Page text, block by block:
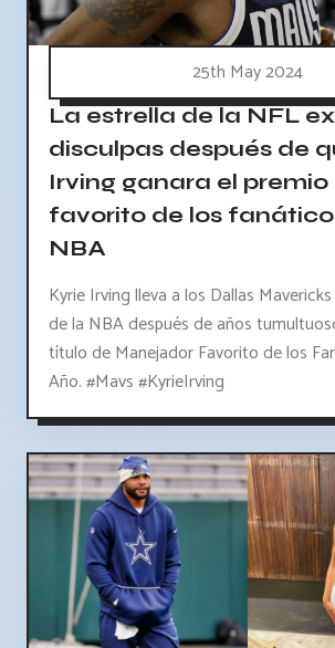
25th May 2024
La estrella de la NFL
disculpas después de
Irving ganara el premio
favorito de los
NBA
Kyrie Irving lleva a los Dallas
de la NBA después de años
título de Manejador Favorito de los
Año. #Mavs #KyrieIrving